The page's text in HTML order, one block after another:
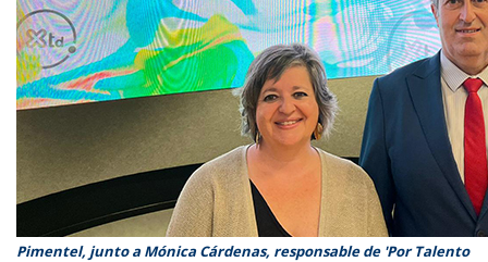
Pimentel, junto a Mónica Cárdenas, responsable de 'Por Talento